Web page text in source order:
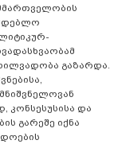
გაზარდა.
კონსესუსისა და
გარეშე იქნა